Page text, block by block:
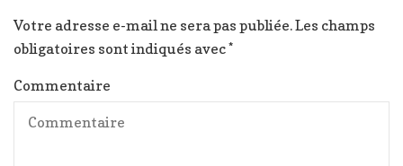
Votre adresse e-mail ne sera pas publiée.Les champs
obligatoires sont indiqués avec*
Commentaire